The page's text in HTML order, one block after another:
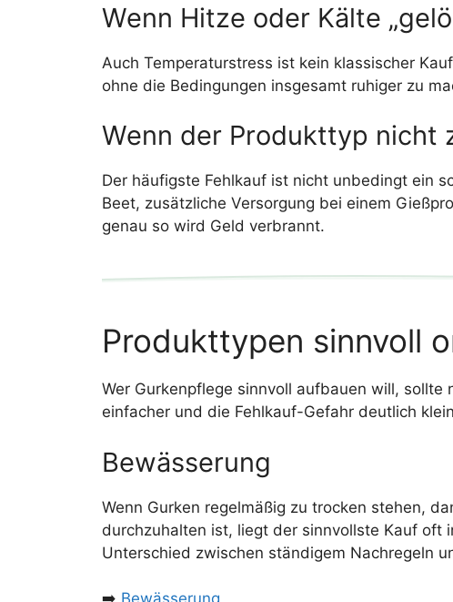
Wenn Hitze oder Kälte
Auch Temperaturstress ist kein klassischer
ohne die Bedingungen insgesamt ruhiger zu
Wenn der Produkttyp nicht
Der häufigste Fehlkauf ist nicht unbedingt ein
Beet, zusätzliche Versorgung bei einem
genau so wird Geld verbrannt.
Produkttypen sinnvoll
Wer Gurkenpflege sinnvoll aufbauen will,
einfacher und die Fehlkauf-Gefahr deutlich
Bewässerung
Wenn Gurken regelmäßig zu trocken stehen,
durchzuhalten ist, liegt der sinnvollste Kauf oft
Unterschied zwischen ständigem Nachregeln
➡️ Bewässerung